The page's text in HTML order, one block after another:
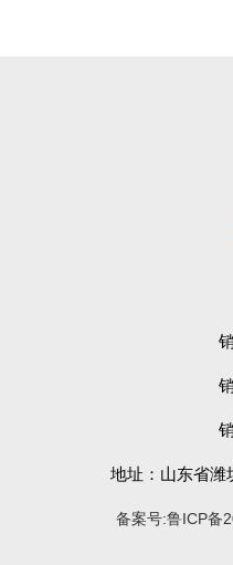
地址：山东省潍
备案号:鲁ICP备